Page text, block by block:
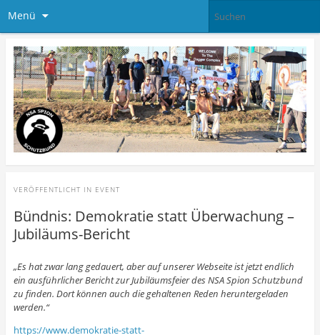
Menü
VERÖFFENTLICHT IN EVENT
Bündnis: Demokratie statt Überwachung –
Jubiläums-Bericht
„Es hat zwar lang gedauert, aber auf unserer Webseite ist jetzt endlich
ein ausführlicher Bericht zur Jubiläumsfeier des NSA Spion Schutzbund
zu finden. Dort können auch die gehaltenen Reden heruntergeladen
werden.“
https://www.demokratie-statt-